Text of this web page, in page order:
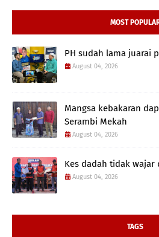
MOST
PH sudah lama juarai
August 04, 2026
Mangsa kebakaran
Serambi Mekah
August 04, 2026
Kes dadah tidak
August 04, 2026
TAGS